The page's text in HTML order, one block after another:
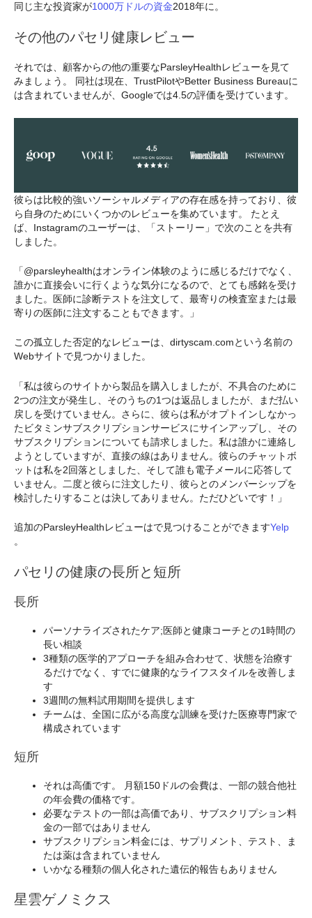
同じ主な投資家が1000万ドルの資金2018年に。
その他のパセリ健康レビュー
それでは、顧客からの他の重要なParsleyHealthレビューを見て
みましょう。 同社は現在、TrustPilotやBetter Business Bureauに
は含まれていませんが、Googleでは4.5の評価を受けています。
彼らは比較的強いソーシャルメディアの存在感を持っており、彼
ら自身のためにいくつかのレビューを集めています。 たとえ
ば、Instagramのユーザーは、「ストーリー」で次のことを共有
しました。
「@parsleyhealthはオンライン体験のように感じるだけでなく、
誰かに直接会いに行くような気分になるので、とても感銘を受け
ました。医師に診断テストを注文して、最寄りの検査室または最
寄りの医師に注文することもできます。」
この孤立した否定的なレビューは、dirtyscam.comという名前の
Webサイトで見つかりました。
「私は彼らのサイトから製品を購入しましたが、不具合のために
2つの注文が発生し、そのうちの1つは返品しましたが、まだ払い
戻しを受けていません。さらに、彼らは私がオプトインしなかっ
たビタミンサブスクリプションサービスにサインアップし、その
サブスクリプションについても請求しました。私は誰かに連絡し
ようとしていますが、直接の線はありません。彼らのチャットボ
ットは私を2回落としました、そして誰も電子メールに応答して
いません。二度と彼らに注文したり、彼らとのメンバーシップを
検討したりすることは決してありません。ただひどいです！」
追加のParsleyHealthレビューはで見つけることができますYelp
。
パセリの健康の長所と短所
長所
パーソナライズされたケア;医師と健康コーチとの1時間の
長い相談
3種類の医学的アプローチを組み合わせて、状態を治療す
るだけでなく、すでに健康的なライフスタイルを改善しま
す
3週間の無料試用期間を提供します
チームは、全国に広がる高度な訓練を受けた医療専門家で
構成されています
短所
それは高価です。 月額150ドルの会費は、一部の競合他社
の年会費の価格です。
必要なテストの一部は高価であり、サブスクリプション料
金の一部ではありません
サブスクリプション料金には、サプリメント、テスト、ま
たは薬は含まれていません
いかなる種類の個人化された遺伝的報告もありません
星雲ゲノミクス